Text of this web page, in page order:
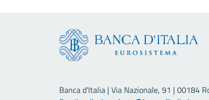
Banca d'Italia | Via Nazionale, 91 | 00184